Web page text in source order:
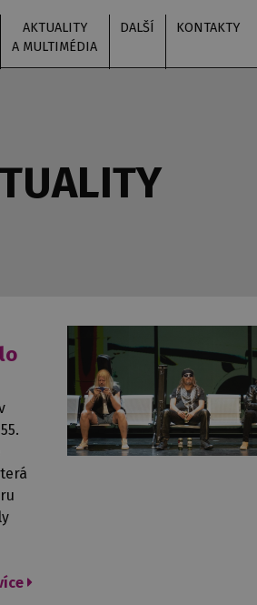
AKTUALITY
A MULTIMÉDIA
DALŠÍ KONTAKTY